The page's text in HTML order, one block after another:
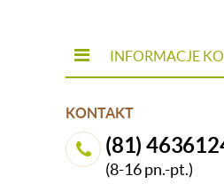
INFORMACJE
KONTAKT
(81)
(8-16 pn.-pt.)